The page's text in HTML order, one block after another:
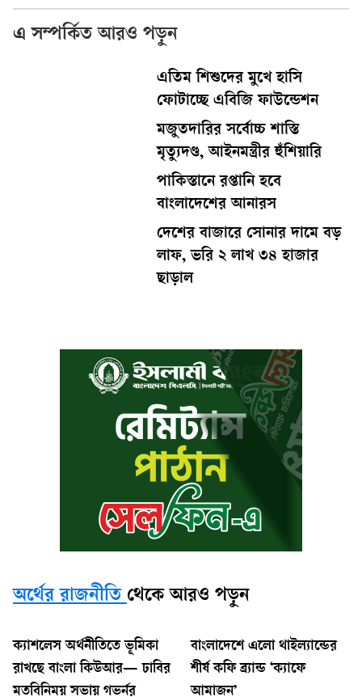
এ সম্পর্কিত আরও পড়ুন
এতিম শিশুদের মুখে হাসি
ফোটাচ্ছে এবিজি ফাউন্ডেশন
মজুতদারির সর্বোচ্চ শাস্তি
মৃত্যুদণ্ড, আইনমন্ত্রীর হুঁশিয়ারি
পাকিস্তানে রপ্তানি হবে
বাংলাদেশের আনারস
দেশের বাজারে সোনার দামে বড়
লাফ, ভরি ২ লাখ ৩৪ হাজার
ছাড়াল
অর্থের রাজনীতি থেকে আরও পড়ুন
ক্যাশলেস অর্থনীতিতে ভূমিকা
রাখছে বাংলা কিউআর— ঢাবির
মতবিনিময় সভায় গভর্নর
বাংলাদেশে এলো থাইল্যান্ডের
শীর্ষ কফি ব্র্যান্ড ‘ক্যাফে
আমাজন’